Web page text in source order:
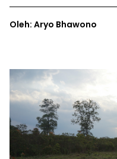
Oleh: Aryo Bhawono